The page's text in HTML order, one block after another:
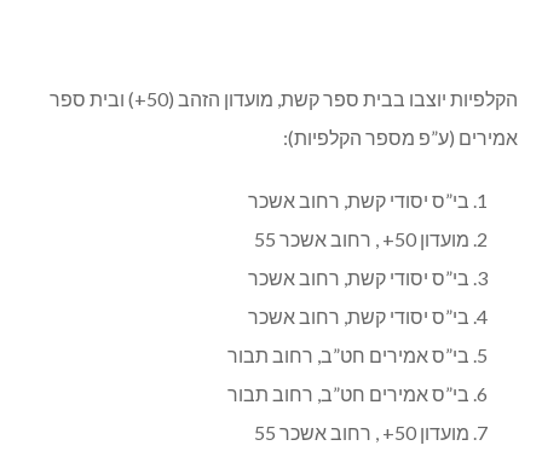
הקלפיות יוצבו בבית ספר קשת, מועדון הזהב (50+) ובית ספר
אמירים (ע”פ מספר הקלפיות):
בי”ס יסודי קשת, רחוב אשכר
מועדון 50+ , רחוב אשכר 55
בי”ס יסודי קשת, רחוב אשכר
בי”ס יסודי קשת, רחוב אשכר
בי”ס אמירים חט”ב, רחוב תבור
בי”ס אמירים חט”ב, רחוב תבור
מועדון 50+ , רחוב אשכר 55